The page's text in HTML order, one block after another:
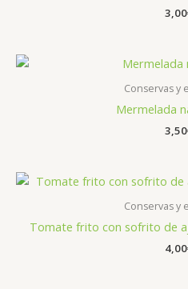
3,00
Conservas y
Mermelada
3,50
Conservas y
Tomate frito con sofrito de
4,00